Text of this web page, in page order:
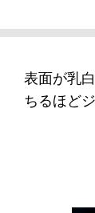
表面が乳
ちるほど